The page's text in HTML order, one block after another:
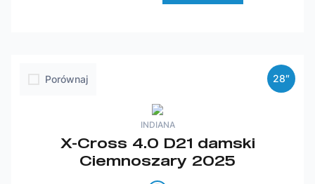
Porównaj
INDIANA
X-Cross 4.0 D21 damski
Ciemnoszary 2025
28″